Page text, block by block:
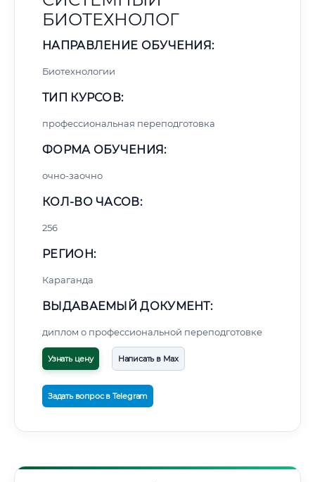
БИОТЕХНОЛОГ
НАПРАВЛЕНИЕ ОБУЧЕНИЯ:
Биотехнологии
ТИП КУРСОВ:
профессиональная переподготовка
ФОРМА ОБУЧЕНИЯ:
очно-заочно
КОЛ-ВО ЧАСОВ:
256
РЕГИОН:
Караганда
ВЫДАВАЕМЫЙ ДОКУМЕНТ:
диплом о профессиональной переподготовке
Узнать цену Написать в Max
Задать вопрос в Telegram